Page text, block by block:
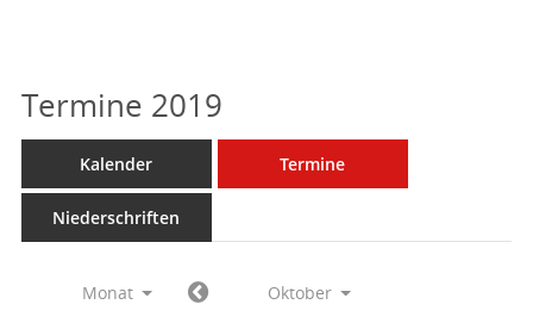
Termine 2019
Kalender Termine
Niederschriften
Monat
Oktober